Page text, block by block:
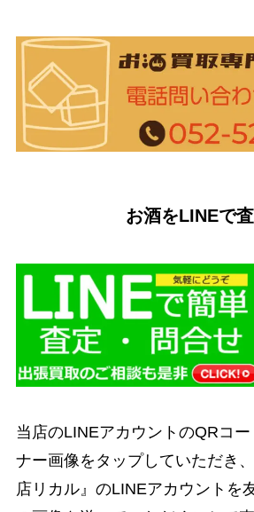
お酒をLINEで
当店のLINEアカウントのQRコ
ナー画像をタップしていただき
店リカル』のLINEアカウントを